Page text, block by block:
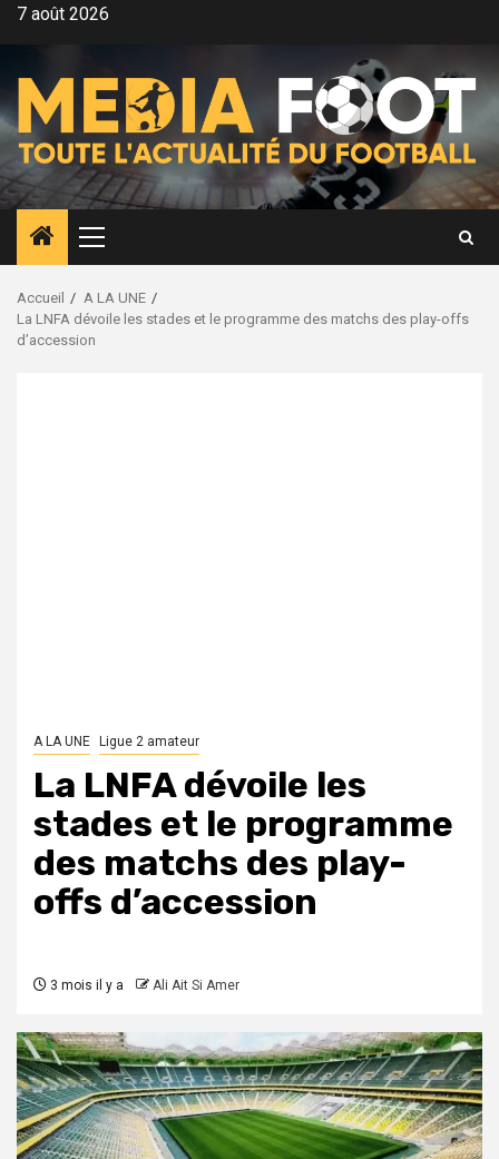
Aller7 août 2026
Menu
principal
Accueil
A LA UNE
La LNFA dévoile les stades et le programme des matchs des play-offs
d’accession
A LA UNE Ligue 2 amateur
La LNFA dévoile les
stades et le programme
des matchs des play-
offs d’accession
3 mois il y a Ali Ait Si Amer